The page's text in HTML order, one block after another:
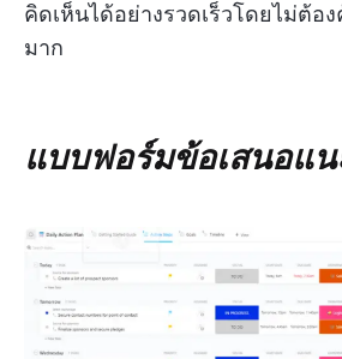
คิดเห็นได้อย่างรวดเร็วโดยไม่ต้อ
มาก
แบบฟอร์มข้อเสนอแ